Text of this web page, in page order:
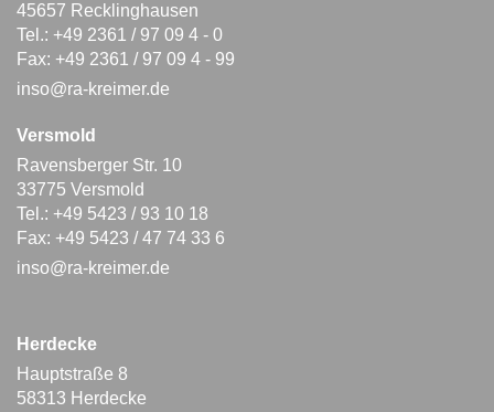
45657 Recklinghausen
Tel.: +49 2361 / 97 09 4 - 0
Fax: +49 2361 / 97 09 4 - 99
inso@ra-kreimer.de
Versmold
Ravensberger Str. 10
33775 Versmold
Tel.: +49 5423 / 93 10 18
Fax: +49 5423 / 47 74 33 6
inso@ra-kreimer.de
Herdecke
Hauptstraße 8
58313 Herdecke